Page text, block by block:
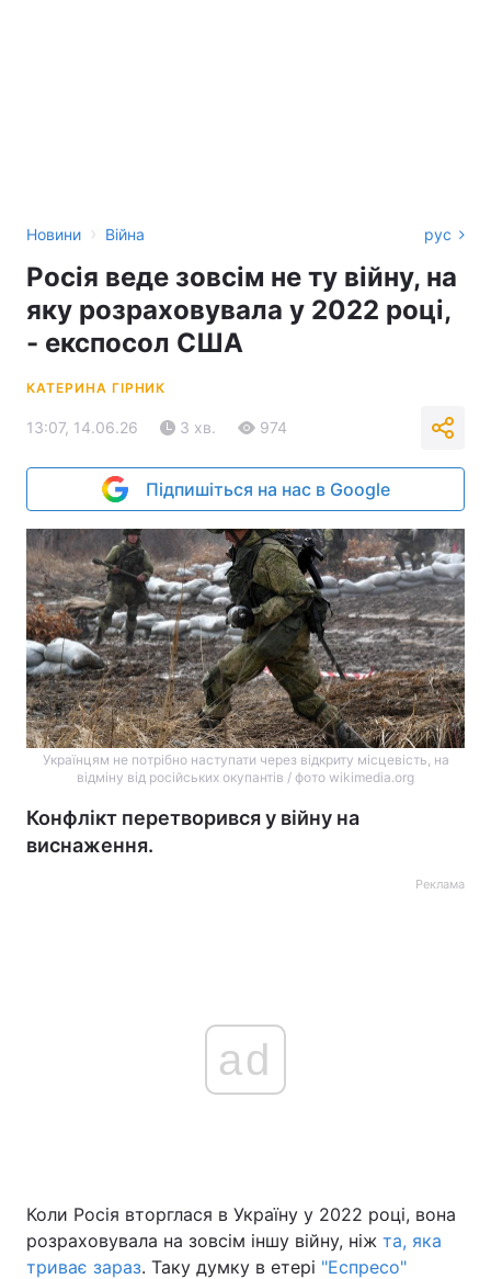
Новини › Війна рус
Росія веде зовсім не ту війну, на
яку розраховувала у 2022 році,
- експосол США
КАТЕРИНА ГІРНИК
13:07, 14.06.26 3 хв. 974
Підпишіться на нас в Google
Українцям не потрібно наступати через відкриту місцевість, на
відміну від російських окупантів / фото wikimedia.org
Конфлікт перетворився у війну на
виснаження.
Реклама
ad
Коли Росія вторглася в Україну у 2022 році, вона
розраховувала на зовсім іншу війну, ніж та, яка
триває зараз. Таку думку в етері "Еспресо"